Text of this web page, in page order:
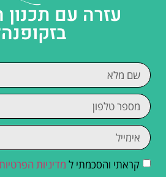
עזרה עם
קראתי והסכמתי ל מדיניות